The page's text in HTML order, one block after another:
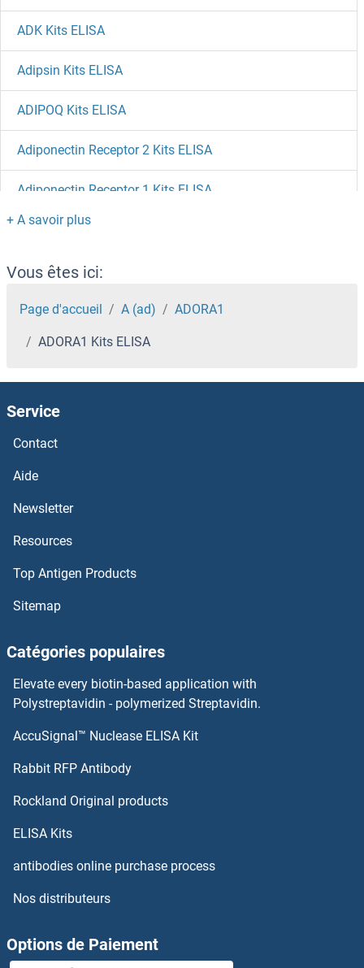
ADK Kits ELISA
Adipsin Kits ELISA
ADIPOQ Kits ELISA
Adiponectin Receptor 2 Kits ELISA
Adiponectin Receptor 1 Kits ELISA
ADIG Kits ELISA
ADI1 Kits ELISA
ADH6 Kits ELISA
ADH5 Kits ELISA
ADH1 Kits ELISA
Adenylosuccinate Lyase Kits ELISA
Adenylate Kinase 3 Kits ELISA
Adenosylmethionine Decarboxylase 1 Kits ELISA
ADP-Ribosylation Factor-Like 4A Kits ELISA
ADPGK Kits ELISA
ADPRH Kits ELISA
ADRA1D Kits ELISA
Vous êtes ici:
Page d'accueil A (ad) ADORA1
ADORA1 Kits ELISA
Service
Contact
Aide
Newsletter
Resources
Top Antigen Products
Sitemap
Catégories populaires
Elevate every biotin-based application with
Polystreptavidin - polymerized Streptavidin.
AccuSignal™ Nuclease ELISA Kit
Rabbit RFP Antibody
Rockland Original products
ELISA Kits
antibodies online purchase process
Nos distributeurs
Options de Paiement